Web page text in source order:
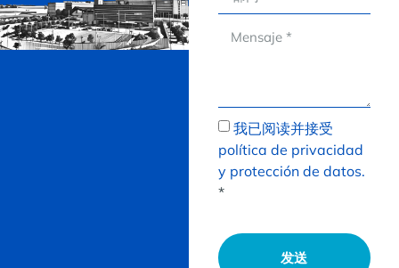
我已阅读并接受
política de privacidad
y protección de datos.
*
发送